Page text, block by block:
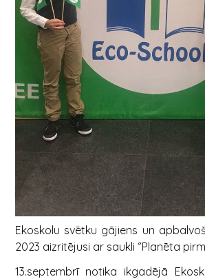
Ekoskolu svētku gājiens un
2023 aizritējusi ar saukli ‘’Planēta
13.septembrī notika ikgadējā